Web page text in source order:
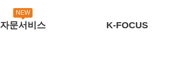
NEW
자문서비스 K-FOCUS